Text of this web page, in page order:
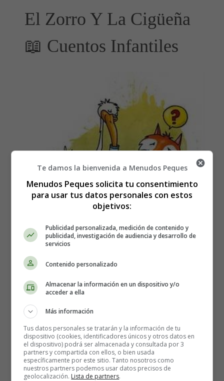
El Zorro Y La Cigüeña
📖 Cuentos Infantiles
Cada día, cuando don Zorro se encontraba con su nueva
vecina, la Cigüeña, la saludaba cortésmente.
Pasado un tiempo los dos se hicieron muy amigos.
Un día don Zorro, para celebrar su amistad, invitó a
comer a la Cigüeña.
Te damos la bienvenida a Menudos Peques
Menudos Peques solicita tu consentimiento
para usar tus datos personales con estos
objetivos:
Publicidad personalizada, medición de contenido y
publicidad, investigación de audiencia y desarrollo de
servicios
Contenido personalizado
Almacenar la información en un dispositivo y/o
acceder a ella
Más información
Tus datos personales se tratarán y la información de tu
dispositivo (cookies, identificadores únicos y otros datos en
el dispositivo) podrá ser almacenada y consultada por 3
partners y compartida con ellos, o bien usada
específicamente por este sitio. Tanto nosotros como
nuestros partners podemos usar datos precisos de
geolocalización. Lista de partners.